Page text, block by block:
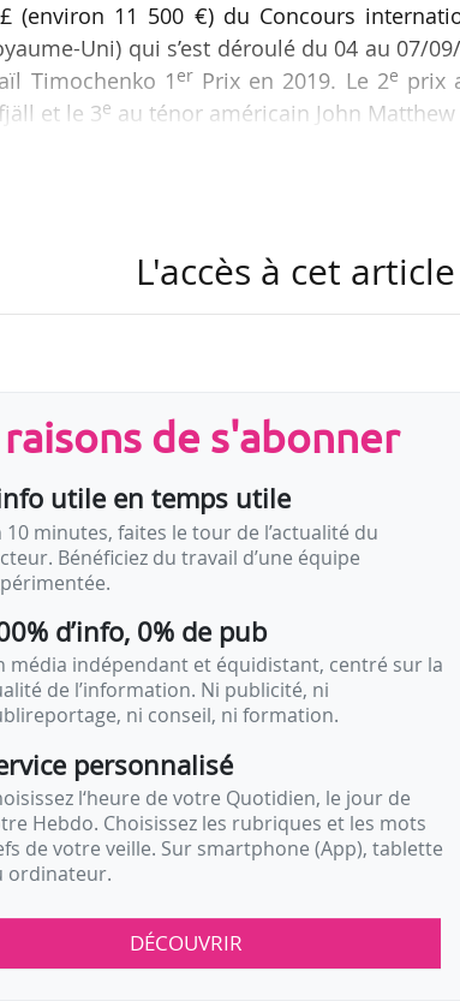
(environ 11 500 €) du Concours
Uni) qui s’est déroulé du 04 au 07/
Timochenko 1 erPrix en 2019. Le 2e prix
et le 3e au ténor américain John Matthew
le 28/08/2022 le 1erprix du concours
L'accès à cet
de s'abonner
utile en temps utile
10 minutes, faites le tour de l’actualité du
Bénéficiez du travail d’une équipe
d’info, 0% de pub
média indépendant et équidistant, centré sur la
de l’information. Ni publicité, ni
ni conseil, ni formation.
personnalisé
l‘heure de votre Quotidien, le jour de
Hebdo. Choisissez les rubriques et les mots
de votre veille. Sur smartphone (App), tablette
ordinateur.
DÉCOUVRIR